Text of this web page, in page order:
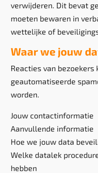
verwijderen. Dit bevat
moeten bewaren in
wettelijke of
Waar we jouw
Reacties van bezoekers
geautomatiseerde
worden.
Jouw contactinformatie
Aanvullende informatie
Hoe we jouw data
Welke datalek
hebben